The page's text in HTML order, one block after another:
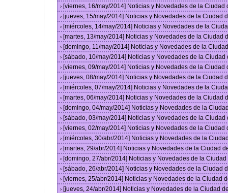
› [viernes, 16/may/2014] Noticias y Novedades de la
› [jueves, 15/may/2014] Noticias y Novedades de la Ciudad
› [miércoles, 14/may/2014] Noticias y Novedades de la
› [martes, 13/may/2014] Noticias y Novedades de la Ciudad
› [domingo, 11/may/2014] Noticias y Novedades de la
› [sábado, 10/may/2014] Noticias y Novedades de la
› [viernes, 09/may/2014] Noticias y Novedades de la
› [jueves, 08/may/2014] Noticias y Novedades de la Ciudad
› [miércoles, 07/may/2014] Noticias y Novedades de la
› [martes, 06/may/2014] Noticias y Novedades de la Ciudad
› [domingo, 04/may/2014] Noticias y Novedades de la
› [sábado, 03/may/2014] Noticias y Novedades de la
› [viernes, 02/may/2014] Noticias y Novedades de la
› [miércoles, 30/abr/2014] Noticias y Novedades de la
› [martes, 29/abr/2014] Noticias y Novedades de la Ciudad
› [domingo, 27/abr/2014] Noticias y Novedades de la
› [sábado, 26/abr/2014] Noticias y Novedades de la Ciudad
› [viernes, 25/abr/2014] Noticias y Novedades de la Ciudad
› [jueves, 24/abr/2014] Noticias y Novedades de la Ciudad